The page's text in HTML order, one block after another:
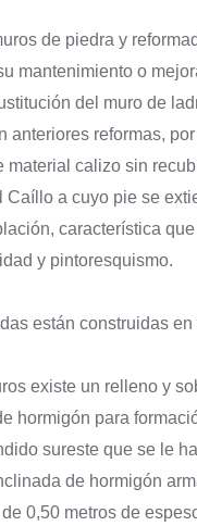
de piedra y
mantenimiento o
del muro de
anteriores reformas,
material calizo sin
Caíllo a cuyo pie se
característica
y pintoresquismo.
están construidas
existe un relleno y
hormigón para
sureste que se le
de hormigón
0,50 metros de